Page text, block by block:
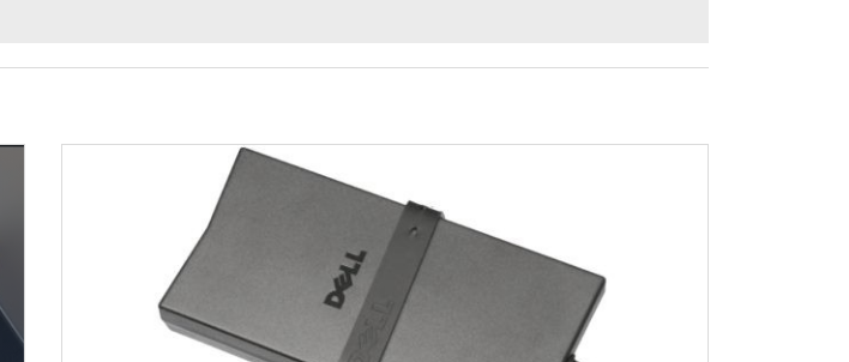
Funktions-LED im Stecker
4,5 mm / 2,9 mm